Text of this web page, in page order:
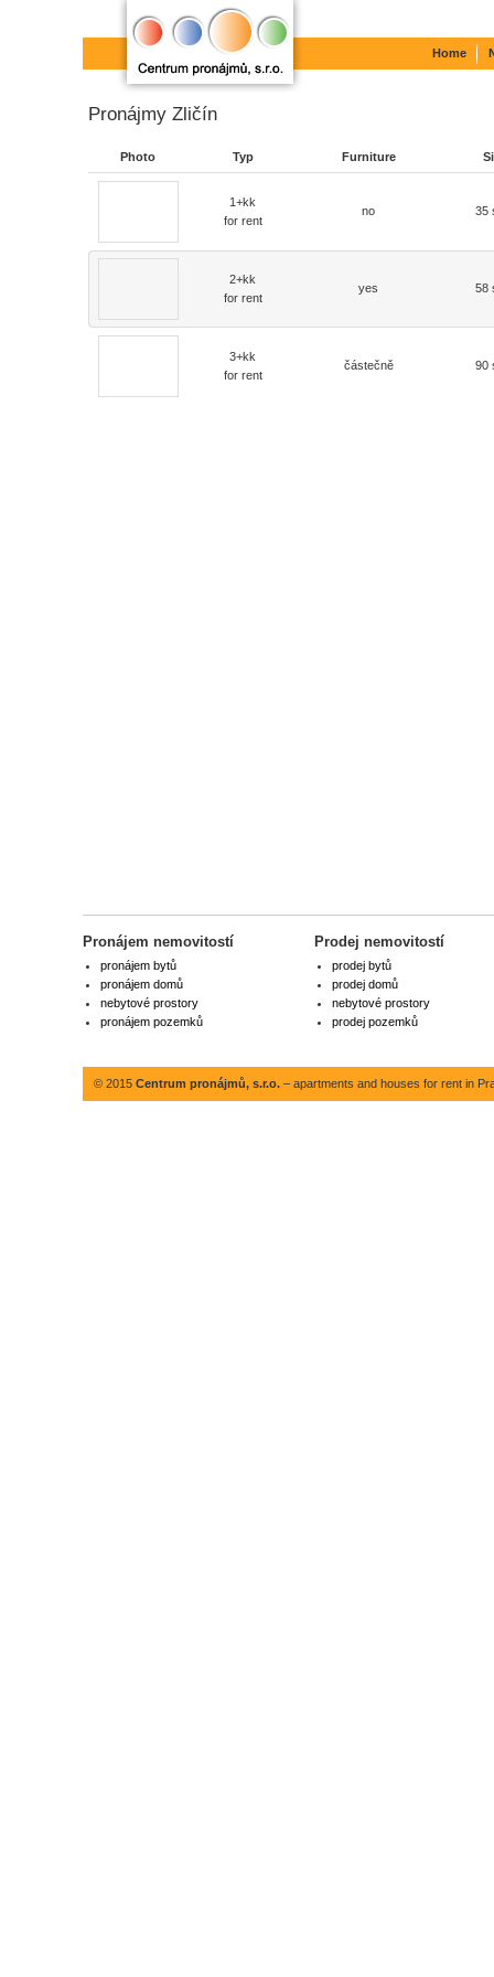
Pronájmy Zličín
Photo Typ Furniture
1+kk
for rent
no 35
2+kk
for rent
yes 58
3+kk
for rent
částečně 90
Home
Pronájem nemovitostí
pronájem bytů
pronájem domů
nebytové prostory
pronájem pozemků
Prodej nemovitostí
prodej bytů
prodej domů
nebytové prostory
prodej pozemků
© 2015 Centrum pronájmů, s.r.o.– apartments and houses for rent in